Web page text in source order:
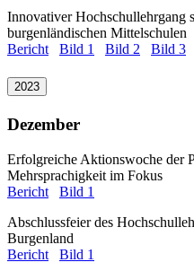
Innovativer Hochschullehrgang
burgenländischen Mittelschulen
Bericht
Bild 1 Bild 2 Bild 3
2023
Dezember
Erfolgreiche Aktionswoche der
Mehrsprachigkeit im Fokus
Bericht
Bild 1
Abschlussfeier des
Burgenland
Bericht
Bild 1